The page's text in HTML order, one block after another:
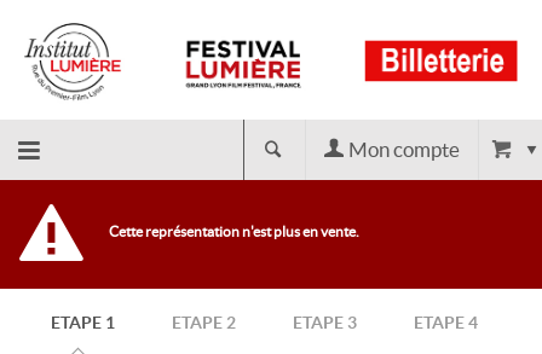
Retour
l'accueil
Mon compte
Cette représentation n'est plus en vente.
ETAPE 1 ETAPE 2 ETAPE 3 ETAPE 4